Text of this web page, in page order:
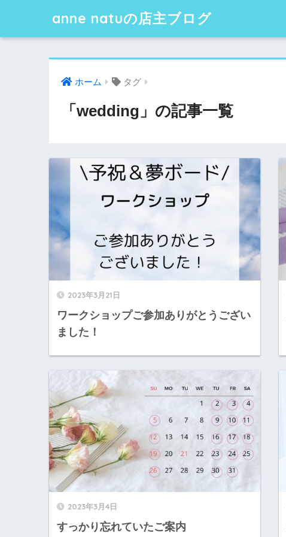
anne natuの店主ブログ
ホーム タグ
「wedding」の記事一覧
2023年3月21日
ワークショップご参加ありがとうござい
ました！
2023年3月4日
すっかり忘れていたご案内